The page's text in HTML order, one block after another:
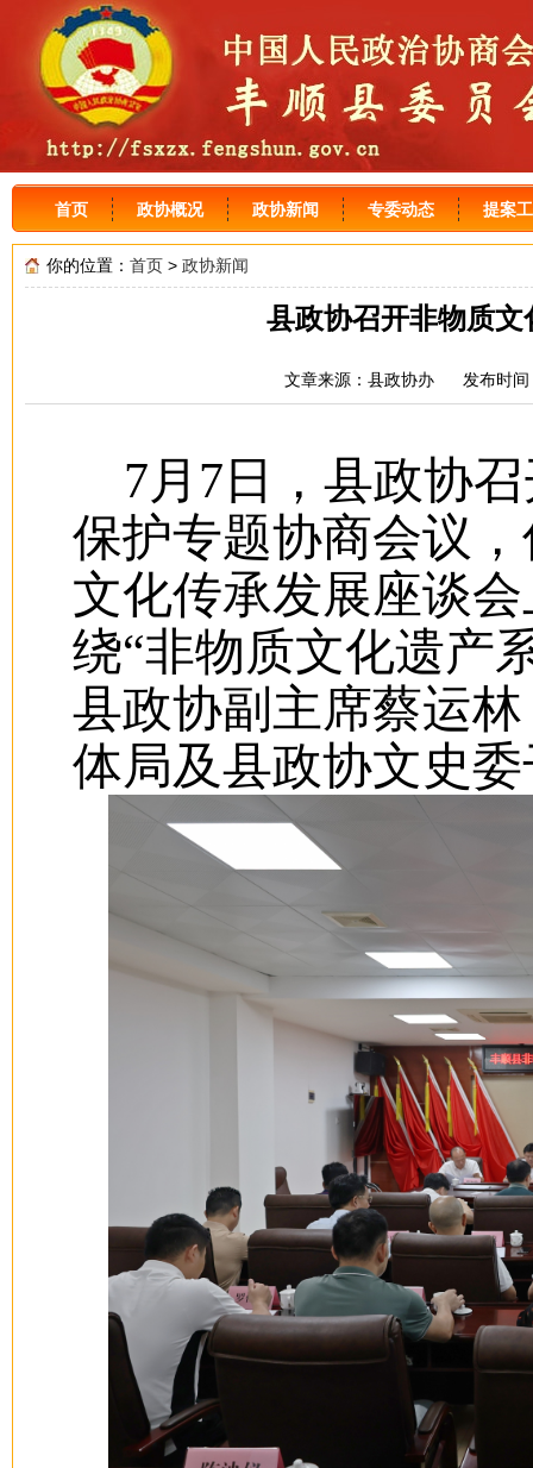
首页 政协概况 政协新闻 专委动态 提案
你的位置： 首页 > 政协新闻
县政协召开非物质
文章来源：县政协办 发布
7月7日，县政协
保护专题协商会议
文化传承发展座谈
绕“非物质文化遗产
县政协副主席蔡运
体局及县政协文史